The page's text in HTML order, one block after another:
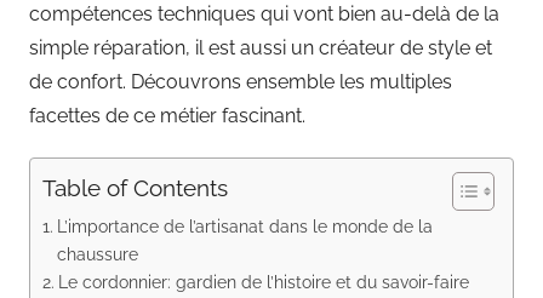
compétences techniques qui vont bien au-delà de la
simple réparation, il est aussi un créateur de style et
de confort. Découvrons ensemble les multiples
facettes de ce métier fascinant.
Table of Contents
L’importance de l’artisanat dans le monde de la
chaussure
Le cordonnier: gardien de l’histoire et du savoir-faire